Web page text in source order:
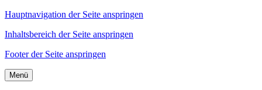
Hauptnavigation der Seite anspringen
Inhaltsbereich der Seite anspringen
Footer der Seite anspringen
Menü